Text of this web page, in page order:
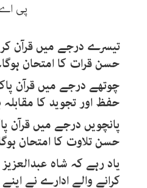
پی
تیسرے درجے میں قرآن
حسن قرات کا امتحان
چوتھے درجے میں قرآن
حفظ اور تجوید کا مقابلہ
پانچویں درجے میں قرآن
حسن تلاوت کا امتحان
یاد رہے کہ شاہ عبدالعزیز
کرانے والے ادارے نے